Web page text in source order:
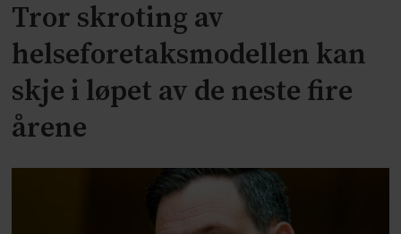
Tror skroting av
helseforetaksmodellen kan
skje i løpet av de neste fire
årene